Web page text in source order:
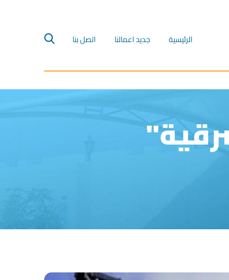
الرئيسية‎ جديد اعمالنا‎ اتصل بنا‎